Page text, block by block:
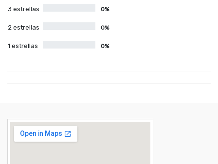
3 estrellas 0%
2 estrellas 0%
1 estrellas 0%